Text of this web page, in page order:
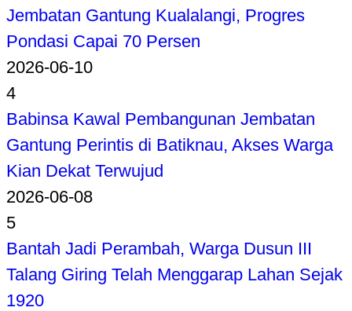
Jembatan Gantung Kualalangi, Progres
Pondasi Capai 70 Persen
2026-06-10
4
Babinsa Kawal Pembangunan Jembatan
Gantung Perintis di Batiknau, Akses Warga
Kian Dekat Terwujud
2026-06-08
5
Bantah Jadi Perambah, Warga Dusun III
Talang Giring Telah Menggarap Lahan Sejak
1920